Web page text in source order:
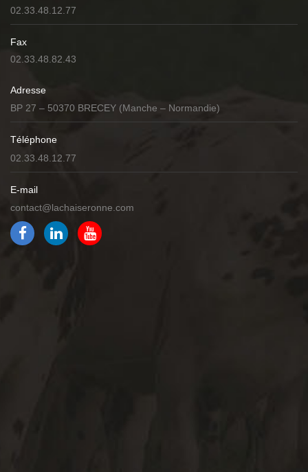
02.33.48.12.77
Fax
02.33.48.82.43
Adresse
BP 27 – 50370 BRECEY (Manche – Normandie)
Téléphone
02.33.48.12.77
E-mail
contact@lachaiseronne.com